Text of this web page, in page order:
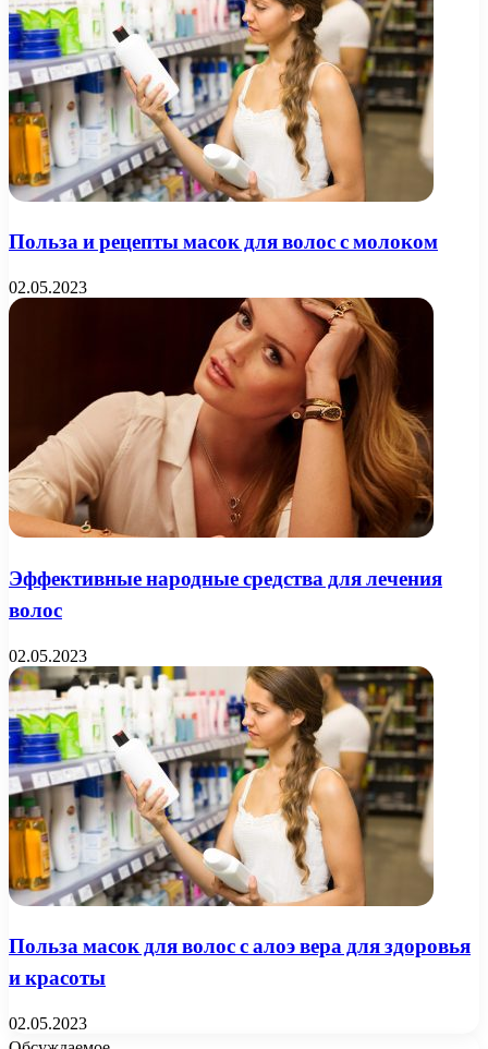
Польза и рецепты масок для волос с молоком
02.05.2023
Эффективные народные средства для лечения
волос
02.05.2023
Польза масок для волос с алоэ вера для здоровья
и красоты
02.05.2023